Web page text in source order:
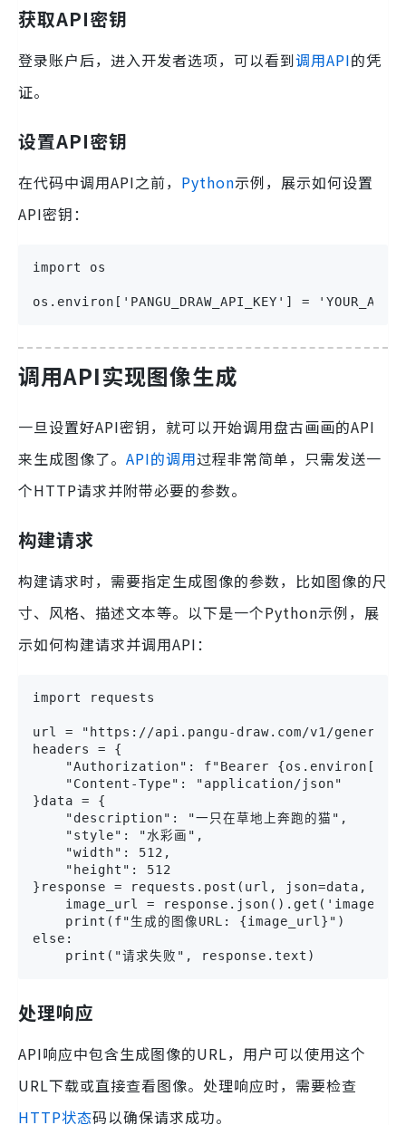
获取API密钥
登录账户后，进入开发者选项，可以看到调用API的凭
证。
设置API密钥
在代码中调用API之前， Python示例，展示如何设置
API密钥：
import os
os.environ['PANGU_DRAW_API_KEY'] =
调用API实现图像生成
一旦设置好API密钥，就可以开始调用盘古画画的API
来生成图像了。 API的调用过程非常简单，只需发送一
个HTTP请求并附带必要的参数。
构建请求
构建请求时，需要指定生成图像的参数，比如图像的尺
寸、风格、描述文本等。以下是一个Python示例，展
示如何构建请求并调用API：
import requests
url = "https://api.pangu-draw.com/v1/
headers = {
"Authorization": f"Bearer
    "Content-Type": "application/json"
}data = {
    "description": "一只在草地上奔跑的猫",
    "style": "水彩画",
    "width": 512,
    "height": 512
}response = requests.post(url, json=data,
image_url =
    print(f"生成的图像URL: {image_url}")
else:
    print("请求失败", response.text)
处理响应
API响应中包含生成图像的URL，用户可以使用这个
URL下载或直接查看图像。处理响应时，需要检查
HTTP状态码以确保请求成功。